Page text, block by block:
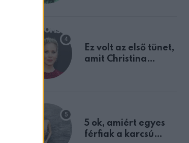
Ez volt az első tünet,
amit Christina
5 ok, amiért egyes
férfiak a karcsú